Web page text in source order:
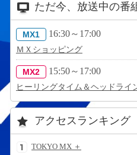
ただ今、放送中の番
MX1 16:30～17:00
ＭＸショッピング
MX2 15:50～17:00
ヒーリングタイム＆ヘッドライ
アクセスランキング
TOKYO MX ＋